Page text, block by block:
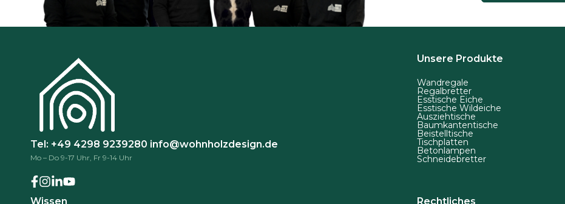
Tel: +49 4298 9239280 info@wohnholzdesign.de
Mo – Do 9-17 Uhr, Fr 9-14 Uhr
Unsere Produkte
Wandregale
Regalbretter
Esstische Eiche
Esstische Wildeiche
Ausziehtische
Baumkantentische
Beistelltische
Tischplatten
Betonlampen
Schneidebretter
Wissen Rechtliches